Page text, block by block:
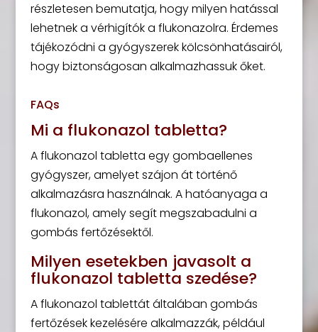
részletesen bemutatja, hogy milyen hatással
lehetnek a vérhigítók a flukonazolra. Érdemes
tájékozódni a gyógyszerek kölcsönhatásairól,
hogy biztonságosan alkalmazhassuk őket.
FAQs
Mi a flukonazol tabletta?
A flukonazol tabletta egy gombaellenes
gyógyszer, amelyet szájon át történő
alkalmazásra használnak. A hatóanyaga a
flukonazol, amely segít megszabadulni a
gombás fertőzésektől.
Milyen esetekben javasolt a
flukonazol tabletta szedése?
A flukonazol tablettát általában gombás
fertőzések kezelésére alkalmazzák, például